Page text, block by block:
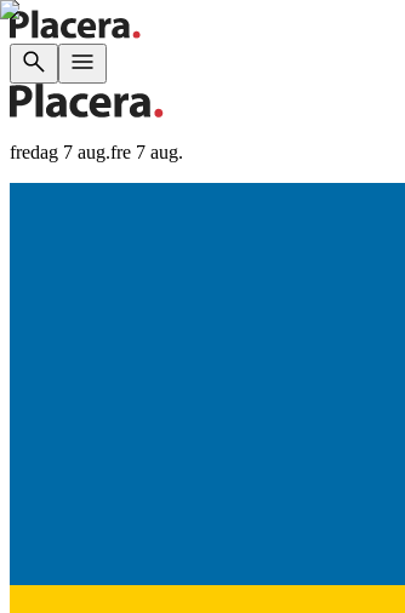
fredag 7 aug.fre 7 aug.